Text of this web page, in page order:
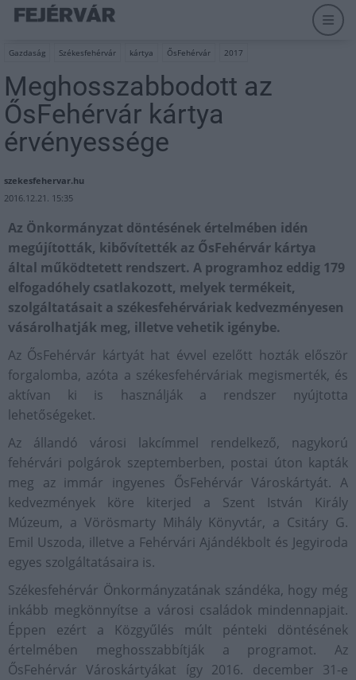
Gazdaság Székesfehérvár kártya ŐsFehérvár 2017
Meghosszabbodott az
ŐsFehérvár kártya
érvényessége
szekesfehervar.hu
2016.12.21. 15:35
Az Önkormányzat döntésének értelmében idén
megújították, kibővítették az ŐsFehérvár kártya
által működtetett rendszert. A programhoz eddig 179
elfogadóhely csatlakozott, melyek termékeit,
szolgáltatásait a székesfehérváriak kedvezményesen
vásárolhatják meg, illetve vehetik igénybe.
Az ŐsFehérvár kártyát hat évvel ezelőtt hozták először
forgalomba, azóta a székesfehérváriak megismerték, és
aktívan ki is használják a rendszer nyújtotta
lehetőségeket.
Az állandó városi lakcímmel rendelkező, nagykorú
fehérvári polgárok szeptemberben, postai úton kapták
meg az immár ingyenes ŐsFehérvár Városkártyát. A
kedvezmények köre kiterjed a Szent István Király
Múzeum, a Vörösmarty Mihály Könyvtár, a Csitáry G.
Emil Uszoda, illetve a Fehérvári Ajándékbolt és Jegyiroda
egyes szolgáltatásaira is.
Székesfehérvár Önkormányzatának szándéka, hogy még
inkább megkönnyítse a városi családok mindennapjait.
Éppen ezért a Közgyűlés múlt pénteki döntésének
értelmében meghosszabbítják a programot. Az
ŐsFehérvár Városkártyákat így 2016. december 31-e